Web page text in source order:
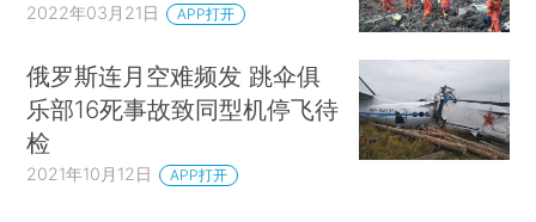
2022年03月21日 APP打开
俄罗斯连月空难频发 跳伞俱
乐部16死事故致同型机停飞待
检
2021年10月12日 APP打开